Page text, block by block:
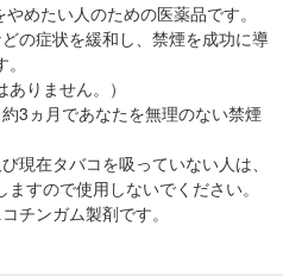
めたい人のための医薬品です。
の症状を緩和し、禁煙を成功に導
りません。）
3ヵ月であなたを無理のない禁煙
現在タバコを吸っていない人は、
すので使用しないでください。
チンガム製剤です。